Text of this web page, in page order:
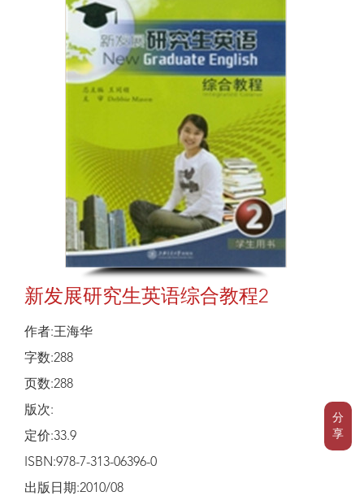
分
享
新发展研究生英语综合教程2
作者:王海华
字数:288
页数:288
版次:
定价:33.9
ISBN:978-7-313-06396-0
出版日期:2010/08